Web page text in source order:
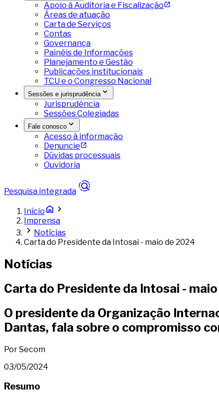
Apoio à Auditoria e Fiscalização
Áreas de atuação
Carta de Serviços
Contas
Governança
Painéis de Informações
Planejamento e Gestão
Publicações institucionais
TCU e o Congresso Nacional
Sessões e jurisprudência
Jurisprudência
Sessões Colegiadas
Fale conosco
Acesso à informação
Denuncie
Dúvidas processuais
Ouvidoria
Pesquisa integrada
Início
Imprensa
Notícias
Carta do Presidente da Intosai - maio de 2024
Notícias
Carta do Presidente da Intosai -
O presidente da Organização
Dantas, fala sobre o compromisso
Por Secom
03/05/2024
Resumo